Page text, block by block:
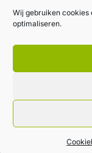
Wij gebruiken cookies
optimaliseren.
Blijft op de
Rechtstreeks van
Inschrijven
Algemene